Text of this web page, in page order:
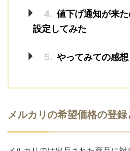
4. 値下げ通知が来
設定してみた
5. やってみての感想
メルカリの希望価格の登録